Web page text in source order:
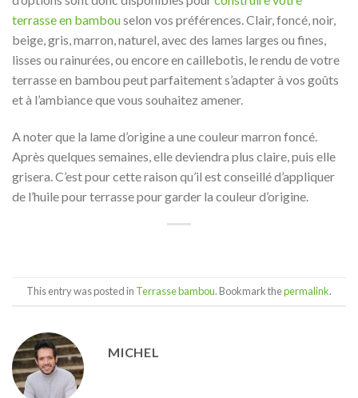
terrasse en bambouselon vos préférences. Clair, foncé, noir,
beige, gris, marron, naturel, avec des lames larges ou fines,
lisses ou rainurées, ou encore en caillebotis, le rendu de votre
terrasse en bambou peut parfaitement s’adapter à vos goûts
et à l’ambiance que vous souhaitez amener.
A noter que la lame d’origine a une couleur marron foncé.
Après quelques semaines, elle deviendra plus claire, puis elle
grisera. C’est pour cette raison qu’il est conseillé d’appliquer
de l’huile pour terrasse pour garder la couleur d’origine.
This entry was posted in Terrasse bambou. Bookmark thepermalink.
MICHEL